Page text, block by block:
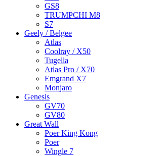
GS8
TRUMPCHI M8
S7
Geely / Belgee
Atlas
Coolray / X50
Tugella
Atlas Pro / X70
Emgrand X7
Monjaro
Genesis
GV70
GV80
Great Wall
Poer King Kong
Poer
Wingle 7